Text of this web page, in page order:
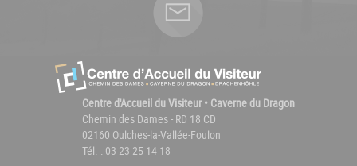
Centre d'Accueil du Visiteur • Caverne du Dragon
Chemin des Dames - RD 18 CD
02160 Oulches-la-Vallée-Foulon
Tél. : 03 23 25 14 18